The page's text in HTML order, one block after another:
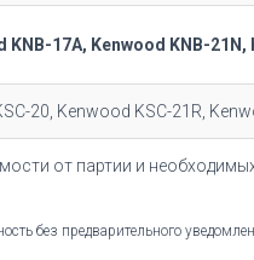
KNB-17A, Kenwood KNB-
20, Kenwood KSC-21R,
от партии и
без предварительного